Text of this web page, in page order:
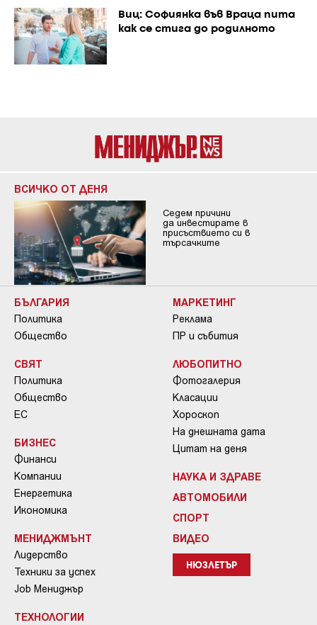
Виц: Софиянка във Враца пита
как се стига до родилното
ВСИЧКО ОТ ДЕНЯ
Седем причини
да инвестирате в
присъствието си в
търсачките
БЪЛГАРИЯ
Политика
Общество
СВЯТ
Политика
Общество
ЕС
БИЗНЕС
Финанси
Компании
Енергетика
Икономика
МЕНИДЖМЪНТ
Лидерство
Техники за успех
Job Мениджър
ТЕХНОЛОГИИ
МАРКЕТИНГ
Реклама
ПР и събития
ЛЮБОПИТНО
Фотогалерия
Класации
Хороскоп
На днешната дата
Цитат на деня
НАУКА И ЗДРАВЕ
АВТОМОБИЛИ
СПОРТ
ВИДЕО
НЮЗЛЕТЪР